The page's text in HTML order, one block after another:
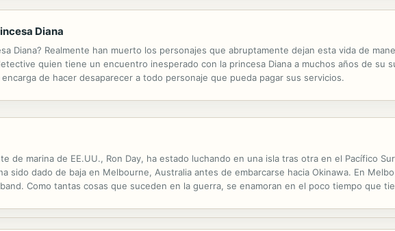
Diana
Diana? Realmente han muerto los personajes que abruptamente dejan esta vida de
quien tiene un encuentro inesperado con la princesa Diana a muchos años de su
de hacer desaparecer a todo personaje que pueda pagar sus servicios.
de marina de EE.UU., Ron Day, ha estado luchando en una isla tras otra en el Pacífico
sido dado de baja en Melbourne, Australia antes de embarcarse hacia Okinawa. En
Como tantas cosas que suceden en la guerra, se enamoran en el poco tiempo que